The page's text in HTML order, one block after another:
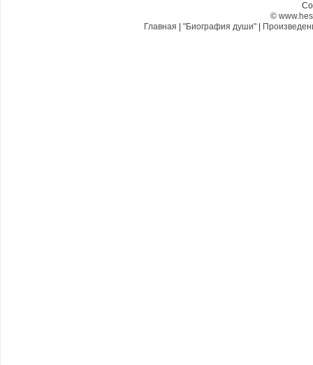
©
Главная
"Биография души"